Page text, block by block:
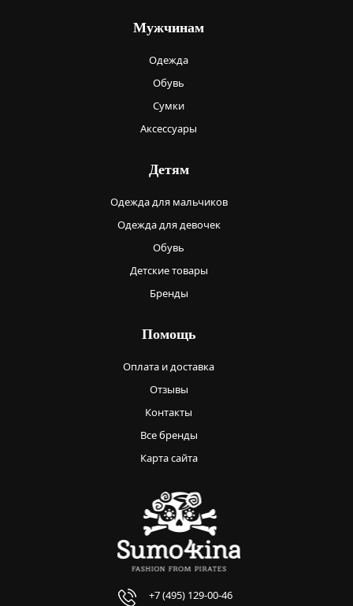
Мужчинам
Одежда
Обувь
Сумки
Аксессуары
Детям
Одежда для мальчиков
Одежда для девочек
Обувь
Детские товары
Бренды
Помощь
Оплата и доставка
Отзывы
Контакты
Все бренды
Карта сайта
+7 (495) 129-00-46